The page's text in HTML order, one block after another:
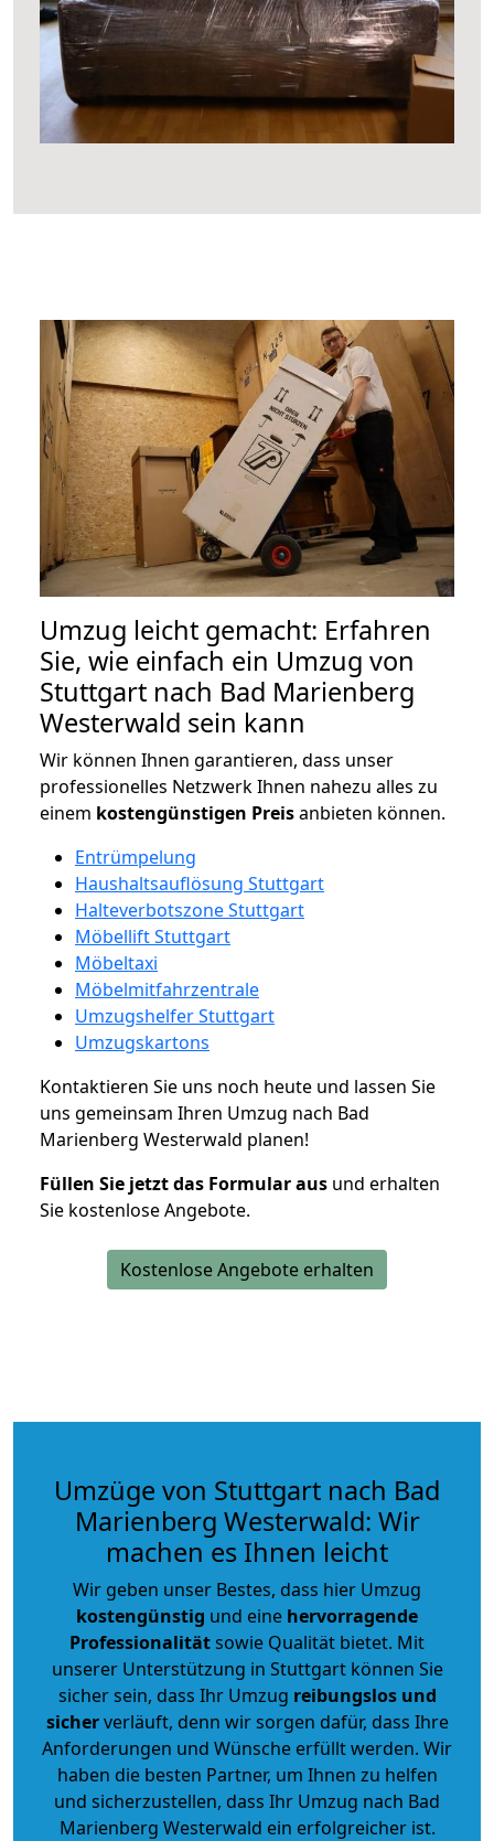
Umzug leicht gemacht: Erfahren
Sie, wie einfach ein Umzug von
Stuttgart nach Bad Marienberg
Westerwald sein kann
Wir können Ihnen garantieren, dass unser
professionelles Netzwerk Ihnen nahezu alles zu
einem kostengünstigen Preisanbieten können.
Entrümpelung
Haushaltsauflösung Stuttgart
Halteverbotszone Stuttgart
Möbellift Stuttgart
Möbeltaxi
Möbelmitfahrzentrale
Umzugshelfer Stuttgart
Umzugskartons
Kontaktieren Sie uns noch heute und lassen Sie
uns gemeinsam Ihren Umzug nach Bad
Marienberg Westerwald planen!
Füllen Sie jetzt das Formular aus und erhalten
Sie kostenlose Angebote.
Kostenlose Angebote erhalten
Umzüge von Stuttgart nach Bad
Marienberg Westerwald: Wir
machen es Ihnen leicht
Wir geben unser Bestes, dass hier Umzug
kostengünstig und eine hervorragende
Professionalitätsowie Qualität bietet. Mit
unserer Unterstützung in Stuttgart können Sie
sicher sein, dass Ihr Umzug reibungslos und
sicherverläuft, denn wir sorgen dafür, dass Ihre
Anforderungen und Wünsche erfüllt werden. Wir
haben die besten Partner, um Ihnen zu helfen
und sicherzustellen, dass Ihr Umzug nach Bad
Marienberg Westerwald ein erfolgreicher ist.